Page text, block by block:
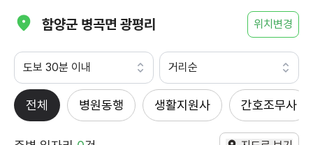
함양군 병곡면 광평리 위치변경
도보 30분 이내 거리순
전체 병원동행 생활지원사 간호조무사